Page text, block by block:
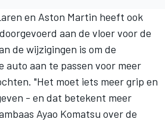
en Aston Martin heeft ook
aan de vloer voor de
de wijzigingen is om de
auto aan te passen voor meer
"Het moet iets meer grip en
- en dat betekent meer
Ayao Komatsu over de